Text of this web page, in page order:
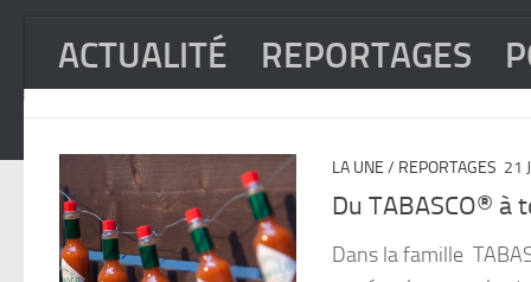
ACTUALITÉ REPORTAGES
LA UNE / REPORTAGES 21
Du TABASCO® à
Dans la famille